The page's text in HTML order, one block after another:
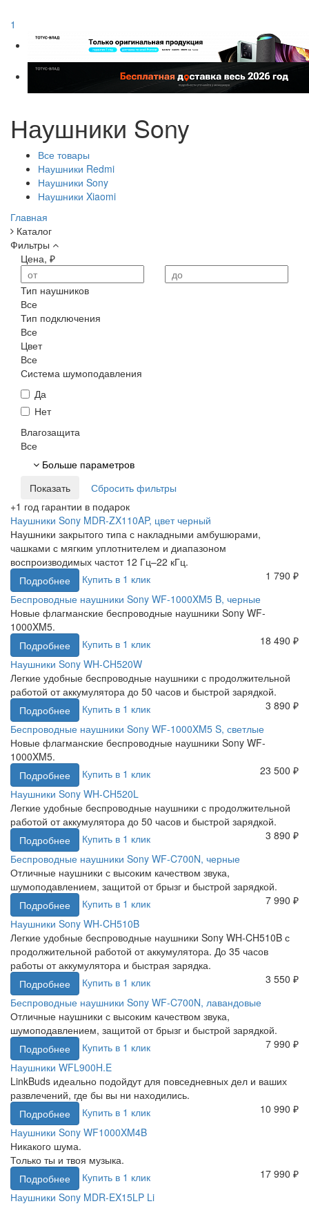
1
Наушники Sony
Все товары
Наушники Redmi
Наушники Sony
Наушники Xiaomi
Главная
Каталог
Фильтры
Цена, ₽
от
до
Тип наушников
Все
Тип подключения
Все
Цвет
Все
Система шумоподавления
Да
Нет
Влагозащита
Все
Больше параметров
+1 год гарантии в подарок
Наушники Sony MDR-ZX110AP, цвет черный
Наушники закрытого типа с накладными амбушюрами,
чашками с мягким уплотнителем и диапазоном
воспроизводимых частот 12 Гц–22 кГц.
1 790 ₽
Подробнее
Купить в 1 клик
Беспроводные наушники Sony WF-1000XM5 B, черные
Новые флагманские беспроводные наушники Sony WF-
1000XM5.
18 490 ₽
Подробнее
Купить в 1 клик
Наушники Sony WH-CH520W
Легкие удобные беспроводные наушники с продолжительной
работой от аккумулятора до 50 часов и быстрой зарядкой.
3 890 ₽
Подробнее
Купить в 1 клик
Беспроводные наушники Sony WF-1000XM5 S, светлые
Новые флагманские беспроводные наушники Sony WF-
1000XM5.
23 500 ₽
Подробнее
Купить в 1 клик
Наушники Sony WH-CH520L
Легкие удобные беспроводные наушники с продолжительной
работой от аккумулятора до 50 часов и быстрой зарядкой.
3 890 ₽
Подробнее
Купить в 1 клик
Беспроводные наушники Sony WF-C700N, черные
Отличные наушники с высоким качеством звука,
шумоподавлением, защитой от брызг и быстрой зарядкой.
7 990 ₽
Подробнее
Купить в 1 клик
Наушники Sony WH-CH510B
Легкие удобные беспроводные наушники Sony WH-CH510B с
продолжительной работой от аккумулятора. До 35 часов
работы от аккумулятора и быстрая зарядка.
3 550 ₽
Подробнее
Купить в 1 клик
Беспроводные наушники Sony WF-C700N, лавандовые
Отличные наушники с высоким качеством звука,
шумоподавлением, защитой от брызг и быстрой зарядкой.
7 990 ₽
Подробнее
Купить в 1 клик
Наушники WFL900H.E
LinkBuds идеально подойдут для повседневных дел и ваших
развлечений, где бы вы ни находились.
10 990 ₽
Подробнее
Купить в 1 клик
Наушники Sony WF1000XM4B
Никакого шума.
Только ты и твоя музыка.
17 990 ₽
Подробнее
Купить в 1 клик
Наушники Sony MDR-EX15LP Li